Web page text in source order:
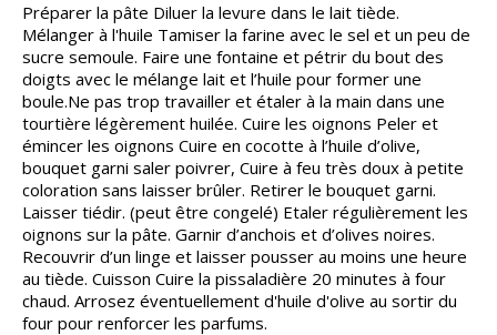
Préparer la pâte Diluer la levure dans le lait tiède.
Mélanger à l'huile Tamiser la farine avec le sel et un peu de
sucre semoule. Faire une fontaine et pétrir du bout des
doigts avec le mélange lait et l’huile pour former une
boule.Ne pas trop travailler et étaler à la main dans une
tourtière légèrement huilée. Cuire les oignons Peler et
émincer les oignons Cuire en cocotte à l’huile d’olive,
bouquet garni saler poivrer, Cuire à feu très doux à petite
coloration sans laisser brûler. Retirer le bouquet garni.
Laisser tiédir. (peut être congelé) Etaler régulièrement les
oignons sur la pâte. Garnir d’anchois et d’olives noires.
Recouvrir d’un linge et laisser pousser au moins une heure
au tiède. Cuisson Cuire la pissaladière 20 minutes à four
chaud. Arrosez éventuellement d'huile d'olive au sortir du
four pour renforcer les parfums.